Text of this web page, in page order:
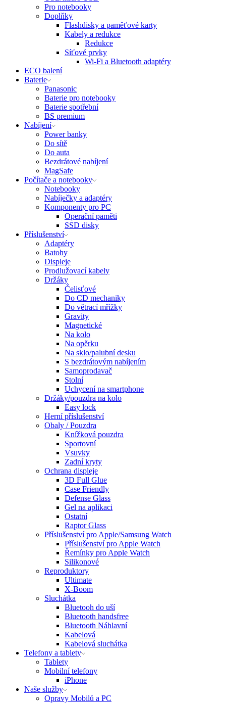
Pro notebooky
Doplňky
Flashdisky a paměťové karty
Kabely a redukce
Redukce
Síťové prvky
Wi-Fi a Bluetooth adaptéry
ECO balení
Baterie
Panasonic
Baterie pro notebooky
Baterie spotřební
BS premium
Nabíjení
Power banky
Do sítě
Do auta
Bezdrátové nabíjení
MagSafe
Počítače a notebooky
Notebooky
Nabíječky a adaptéry
Komponenty pro PC
Operační paměti
SSD disky
Příslušenství
Adaptéry
Batohy
Displeje
Prodlužovací kabely
Držáky
Čelisťové
Do CD mechaniky
Do větrací mřížky
Gravity
Magnetické
Na kolo
Na opěrku
Na sklo/palubní desku
S bezdrátovým nabíjením
Samoprodavač
Stolní
Uchycení na smartphone
Držáky/pouzdra na kolo
Easy lock
Herní příslušenství
Obaly / Pouzdra
Knížková pouzdra
Sportovní
Vsuvky
Zadní kryty
Ochrana displeje
3D Full Glue
Case Friendly
Defense Glass
Gel na aplikaci
Ostatní
Raptor Glass
Příslušenství pro Apple/Samsung Watch
Příslušenství pro Apple Watch
Řemínky pro Apple Watch
Silikonové
Reproduktory
Ultimate
X-Boom
Sluchátka
Bluetooh do uší
Bluetooth handsfree
Bluetooth Náhlavní
Kabelová
Kabelová sluchátka
Telefony a tablety
Tablety
Mobilní telefony
iPhone
Naše služby
Opravy Mobilů a PC